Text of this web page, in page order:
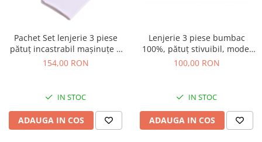
Pachet Set lenjerie 3 piese
pătuț incastrabil mașinuțe +
protecție impermeabilă
154,00 RON
IN STOC
ADAUGA IN COS
Lenjerie 3 piese bumbac
100%, pătuț stivuibil, model
iepurași
100,00 RON
IN STOC
ADAUGA IN COS